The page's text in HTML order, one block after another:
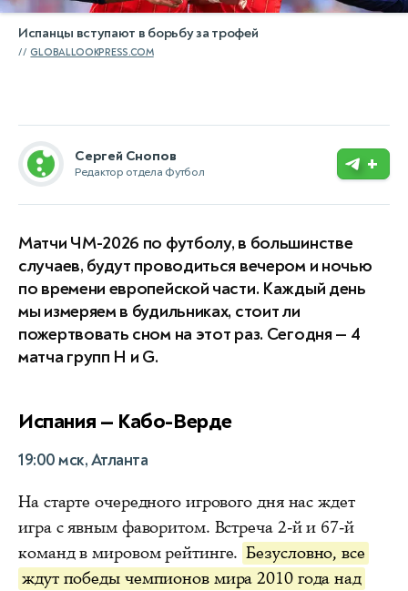
Испанцы вступают в борьбу за трофей
GLOBALLOOKPRESS.COM
Сергей Снопов
Редактор отдела Футбол +
Матчи ЧМ-2026 по футболу, в большинстве
случаев, будут проводиться вечером и ночью
по времени европейской части. Каждый день
мы измеряем в будильниках, стоит ли
пожертвовать сном на этот раз. Сегодня — 4
матча групп H и G.
Испания — Кабо-Верде
19:00 мск, Атланта
На старте очередного игрового дня нас ждет
игра с явным фаворитом. Встреча 2-й и 67-й
команд в мировом рейтинге. Безусловно, все
ждут победы чемпионов мира 2010 года над